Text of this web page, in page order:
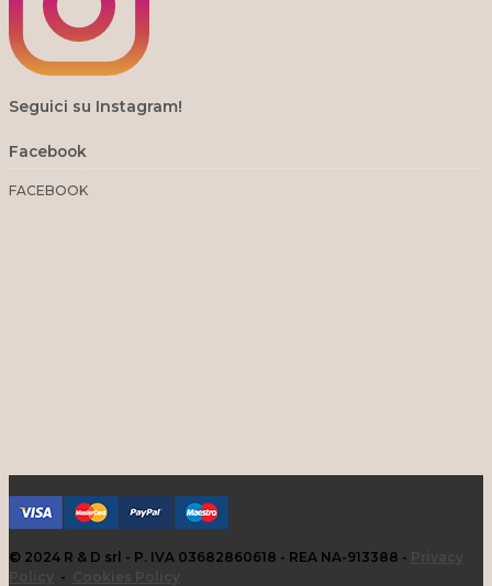
Seguici su Instagram!
Facebook
FACEBOOK
© 2024 R & D srl - P. IVA 03682860618 - REA NA-913388 -
-